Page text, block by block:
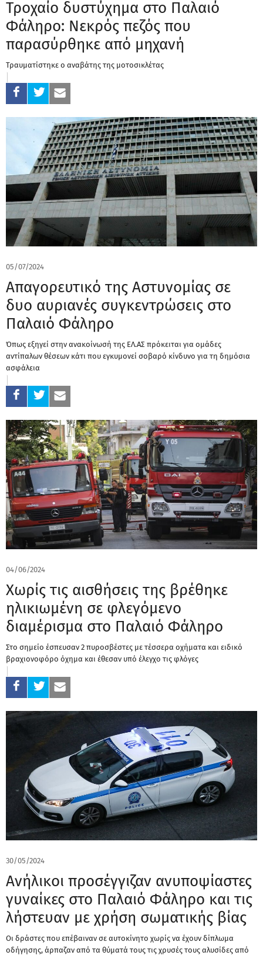
Τροχαίο δυστύχημα στο Παλαιό
Φάληρο: Νεκρός πεζός που
παρασύρθηκε από μηχανή
Τραυματίστηκε ο αναβάτης της μοτοσικλέτας
05/07/2024
Απαγορευτικό της Αστυνομίας σε
δυο αυριανές συγκεντρώσεις στο
Παλαιό Φάληρο
Όπως εξηγεί στην ανακοίνωσή της ΕΛ.ΑΣ πρόκειται για ομάδες
αντίπαλων θέσεων κάτι που εγκυμονεί σοβαρό κίνδυνο για τη δημόσια
ασφάλεια
04/06/2024
Χωρίς τις αισθήσεις της βρέθηκε
ηλικιωμένη σε φλεγόμενο
διαμέρισμα στο Παλαιό Φάληρο
Στο σημείο έσπευσαν 2 πυροσβέστες με τέσσερα οχήματα και ειδικό
βραχιονοφόρο όχημα και έθεσαν υπό έλεγχο τις φλόγες
30/05/2024
Ανήλικοι προσέγγιζαν ανυποψίαστες
γυναίκες στο Παλαιό Φάληρο και τις
λήστευαν με χρήση σωματικής βίας
Οι δράστες που επέβαιναν σε αυτοκίνητο χωρίς να έχουν δίπλωμα
οδήγησης, άρπαζαν από τα θύματά τους τις χρυσές τους αλυσίδες από